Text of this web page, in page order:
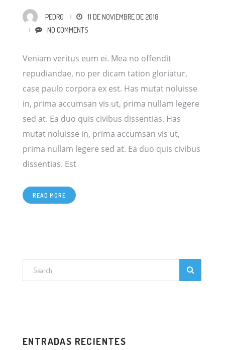
PEDRO
11 DE NOVIEMBRE DE 2018
NO COMMENTS
Veniam veritus eum ei. Mea no offendit
repudiandae, no per dicam tation gloriatur,
case paulo corpora ex est. Has mutat noluisse
in, prima accumsan vis ut, prima nullam legere
sed at. Ea duo quis civibus dissentias. Has
mutat noluisse in, prima accumsan vis ut,
prima nullam legere sed at. Ea duo quis civibus
dissentias. Est[…]
READ MORE
ENTRADAS RECIENTES